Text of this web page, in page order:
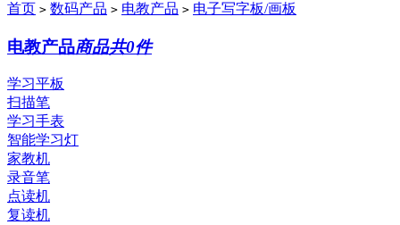
首页 > 数码产品 > 电教产品 > 电子写字板/画板
电教产品商品共0件
学习平板
扫描笔
学习手表
智能学习灯
家教机
录音笔
点读机
复读机